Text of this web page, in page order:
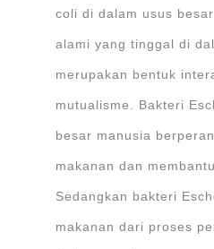
coli di dalam usus
alami yang tinggal di
merupakan bentuk
mutualisme. Bakteri
besar manusia
makanan dan
Sedangkan bakteri
makanan dari proses